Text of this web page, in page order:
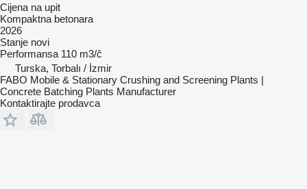
Cijena na upit
Kompaktna betonara
2026
Stanje novi
Performansa 110 m3/č
Turska, Torbalı / İzmir
FABO Mobile & Stationary Crushing and Screening Plants |
Concrete Batching Plants Manufacturer
Kontaktirajte prodavca